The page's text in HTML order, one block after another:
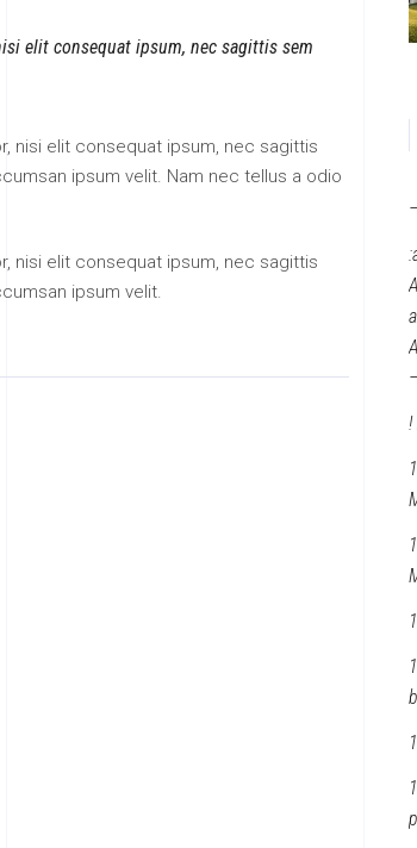
elit consequat ipsum, nec sagittis sem
nisi elit consequat ipsum, nec sagittis
ipsum velit. Nam nec tellus a odio
nisi elit consequat ipsum, nec sagittis
ipsum velit.
!